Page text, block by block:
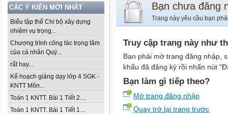
CÁC Ý KIẾN MỚI NHẤT
Biểu tập thể Chi bộ xây dựng
nhiệm vụ trọng...
Chương trình công tác trọng tâm
của cá nhân Quý...
rất hay...
Kế hoạch giảng dạy lớp 4 SGK -
KNTT Môn...
Toán 1 KNTT. Bài 1 Tiết 2....
Toán 1 KNTT. Bài 1 Tiết 1....
Bạn chưa đăng
Trang này yêu cầu bạn
Truy cập trang này như
Bạn phải mở trang đăng nhập,
khẩu đã đăng ký rồi nhấn nút
Bạn làm gì tiếp theo?
Mở trang đăng nhập
Quay trở lại trang trước